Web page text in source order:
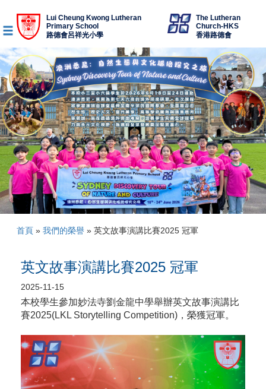
Lui Cheung Kwong Lutheran
Primary School
路德會呂祥光小學
The Lutheran
Church-HKS
香港路德會
首頁» 我們的榮譽» 英文故事演講比賽2025 冠軍
英文故事演講比賽2025 冠軍
2025-11-15
本校學生參加妙法寺劉金龍中學舉辦英文故事演講比
賽2025(LKL Storytelling Competition)，榮獲冠軍。